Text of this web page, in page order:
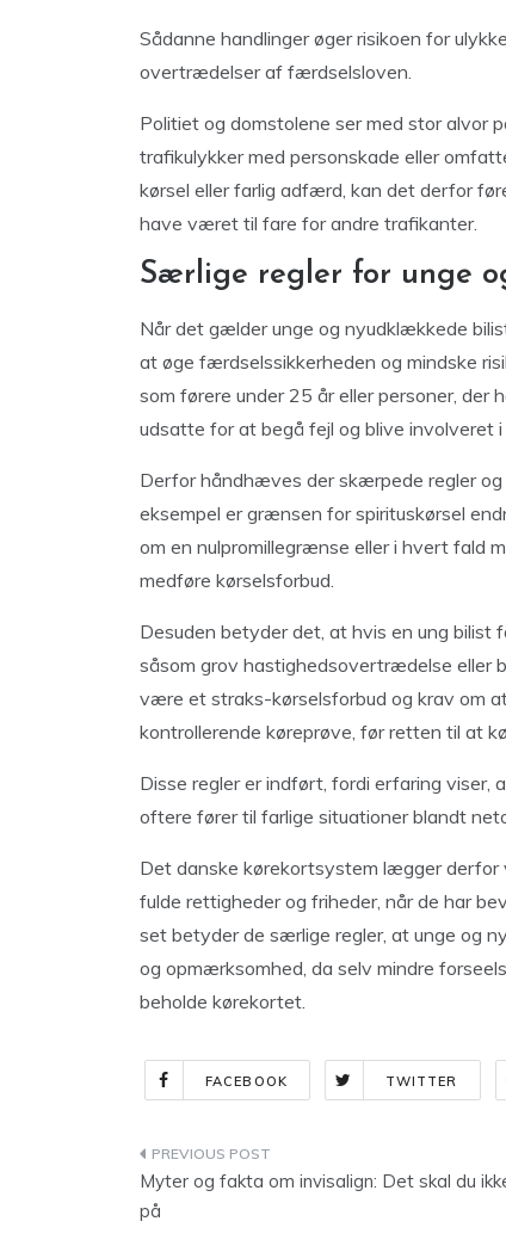
Sådanne handlinger øger risikoen for
overtrædelser af færdselsloven.
Politiet og domstolene ser med stor alvor
trafikulykker med personskade eller
kørsel eller farlig adfærd, kan det derfor
have været til fare for andre trafikanter.
Særlige regler for unge
Når det gælder unge og nyudklækkede
at øge færdselssikkerheden og mindske
som førere under 25 år eller personer, der
udsatte for at begå fejl og blive involveret i
Derfor håndhæves der skærpede regler
eksempel er grænsen for spirituskørsel
om en nulpromillegrænse eller i hvert fald
medføre kørselsforbud.
Desuden betyder det, at hvis en ung bilist
såsom grov hastighedsovertrædelse eller
være et straks-kørselsforbud og krav om
kontrollerende køreprøve, før retten til at
Disse regler er indført, fordi erfaring viser,
oftere fører til farlige situationer blandt
Det danske kørekortsystem lægger
fulde rettigheder og friheder, når de har
set betyder de særlige regler, at unge og
og opmærksomhed, da selv mindre
beholde kørekortet.
FACEBOOK TWITTER
Indlægsnavigation
Myter og fakta om invisalign: Det skal du
på